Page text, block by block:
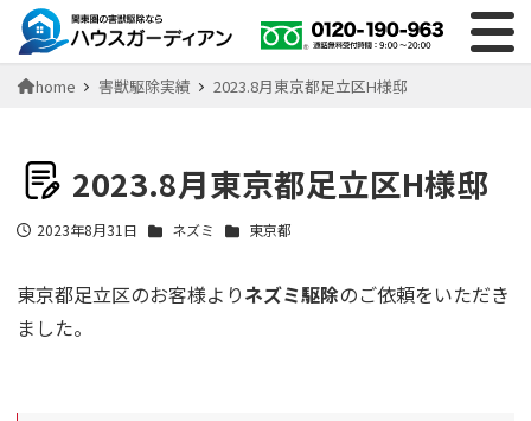
home 害獣駆除実績 2023.8月東京都足立区H様邸
2023.8月東京都足立区H様邸
投稿日
2023年8月31日 ネズミ 東京都
東京都足立区のお客様よりネズミ駆除のご依頼をいただき
ました。